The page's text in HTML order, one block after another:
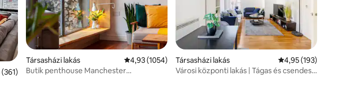
értékelés: 5/4,85, 361 vélemény
Társasházi lakás Átlagos értékelés: 5/4,93, 1054 vélemény
4,93 (1054)
Butik penthouse Manchester
Társasházi lakás Átlagos értékelés: 5/
4,95 (193)
Városi központi lakás | Tágas és csendes |